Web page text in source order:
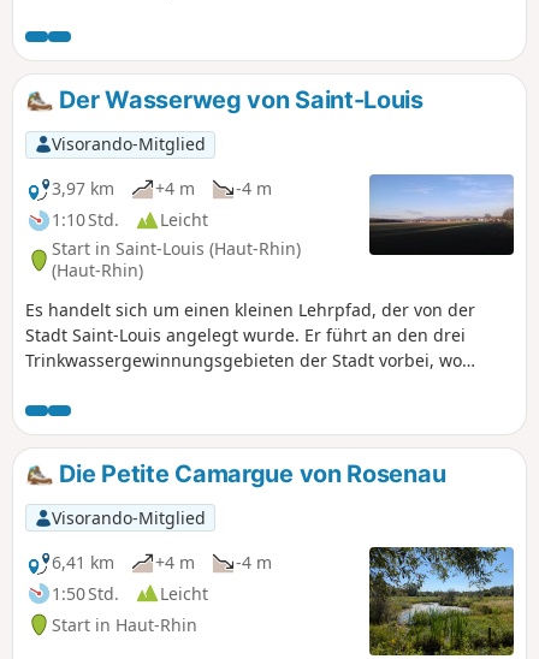
Der Wasserweg von Saint-Louis
Visorando-Mitglied
3,97 km
+4 m
-4 m
1:10 Std.
Leicht
Start in Saint-Louis (Haut-Rhin)
(Haut-Rhin)
Es handelt sich um einen kleinen Lehrpfad, der von der
Stadt Saint-Louis angelegt wurde. Er führt an den drei
Trinkwassergewinnungsgebieten der Stadt vorbei, wo
großen Reservoir gespeichert werden. Der Pfad erklärt
anhand von etwa zehn Tafeln die Probleme des
Trinkwassers und der Umgebung.
Die Petite Camargue von Rosenau
Visorando-Mitglied
6,41 km
+4 m
-4 m
1:50 Std.
Leicht
Start in Haut-Rhin